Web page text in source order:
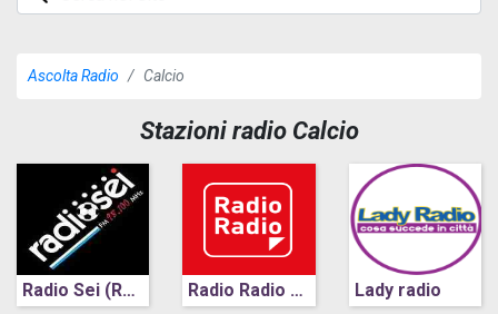
Ascolta Radio Calcio
Stazioni radio Calcio
Radio Sei (Roma) Radio Radio (Roma) Lady radio